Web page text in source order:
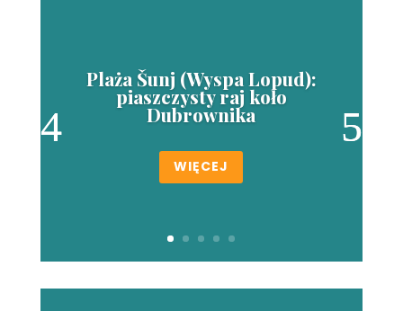
Plaża Šunj (Wyspa Lopud):
piaszczysty raj koło
Dubrownika
WIĘCEJ